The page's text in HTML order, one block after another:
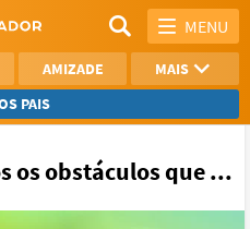
MENU
AMIZADE
MAIS
PAIS
AGRADECIMENTO
os obstáculos que ...